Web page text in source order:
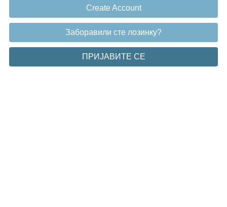
Create Account
Заборавили сте лозинку?
ПРИЈАВИТЕ СЕ